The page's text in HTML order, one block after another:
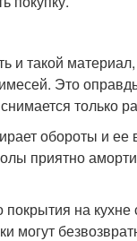
и такой
Это
только
обороты и
приятно
на кухне